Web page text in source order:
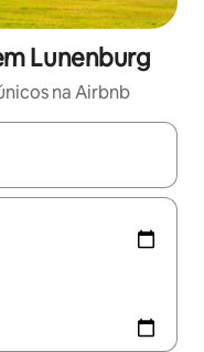
Lunenburg
na Airbnb
navegue com